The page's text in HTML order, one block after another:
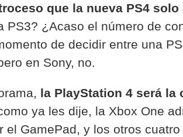
que la nueva PS4
PS3? ¿Acaso el número de
de decidir entre una
en Sony, no.
la PlayStation 4 será
ya les dije, la Xbox One
el GamePad, y los otros